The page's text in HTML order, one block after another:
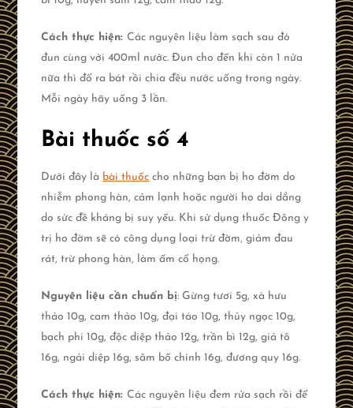
Cách thực hiện: Các nguyên liệu làm sạch sau đó
đun cùng với 400ml nước. Đun cho đến khi còn 1 nửa
nữa thì đổ ra bát rồi chia đều nước uống trong ngày.
Mỗi ngày hãy uống 3 lần.
Bài thuốc số 4
Dưới đây là bài thuốc cho những bạn bị ho đờm do
nhiễm phong hàn, cảm lạnh hoặc người ho dai dẳng
do sức đề kháng bị suy yếu. Khi sử dụng thuốc Đông y
trị ho đờm sẽ có công dụng loại trừ đờm, giảm đau
rát, trừ phong hàn, làm ấm cổ họng.
Nguyên liệu cần chuẩn bị: Gừng tươi 5g, xà hưu
thảo 10g, cam thảo 10g, đại táo 10g, thủy ngọc 10g,
bạch phi 10g, độc diệp thảo 12g, trần bì 12g, giả tô
16g, ngải diệp 16g, sâm bố chính 16g, đương quy 16g.
Cách thực hiện: Các nguyên liệu đem rửa sạch rồi để